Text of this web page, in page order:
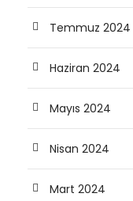
Temmuz 2024
Haziran 2024
Mayıs 2024
Nisan 2024
Mart 2024